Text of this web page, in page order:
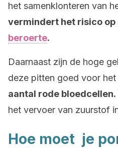
het samenklonteren van
vermindert het risico op
beroerte.
Daarnaast zijn de hoge
deze pitten goed voor het
aantal rode bloedcellen.
het vervoer van zuurstof
Hoe moet je